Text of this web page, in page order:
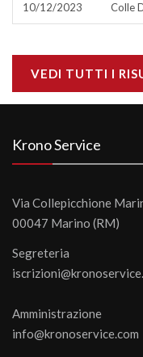
10/12/2023 Colle
VEDI TUTTI I
Krono Service
Via Collepicchione
00047 Marino (RM)
Segreteria
Amministrazione
info@kronoservice.com